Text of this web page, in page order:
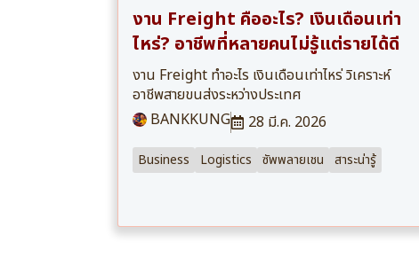
งาน Freight คืออะไร? เงินเดือนเท่า
ไหร่? อาชีพที่หลายคนไม่รู้แต่รายได้ดี
งาน Freight ทำอะไร เงินเดือนเท่าไหร่ วิเคราะห์
อาชีพสายขนส่งระหว่างประเทศ
BANKKUNG
28 มี.ค. 2026
Business Logistics ซัพพลายเชน สาระน่ารู้